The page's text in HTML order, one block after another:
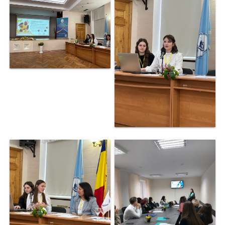
Secția
educație
Catedre
Discipline de
specialitate
Nr2
Discipline